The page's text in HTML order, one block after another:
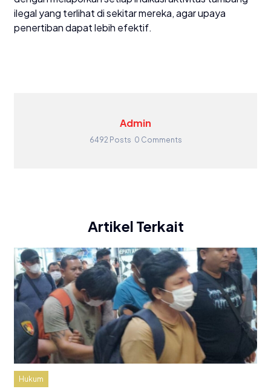
ilegal yang terlihat di sekitar mereka, agar upaya
penertiban dapat lebih efektif.
Admin
6492 Posts 0 Comments
Artikel Terkait
Hukum